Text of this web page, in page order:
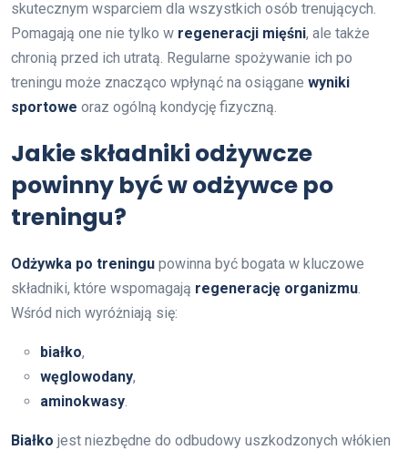
skutecznym wsparciem dla wszystkich osób trenujących.
Pomagają one nie tylko w regeneracji mięśni, ale także
chronią przed ich utratą. Regularne spożywanie ich po
treningu może znacząco wpłynąć na osiągane wyniki
sportowe oraz ogólną kondycję fizyczną.
Jakie składniki odżywcze
powinny być w odżywce po
treningu?
Odżywka po treningu powinna być bogata w kluczowe
składniki, które wspomagają regenerację organizmu.
Wśród nich wyróżniają się:
białko,
węglowodany,
aminokwasy.
Białko jest niezbędne do odbudowy uszkodzonych włókien